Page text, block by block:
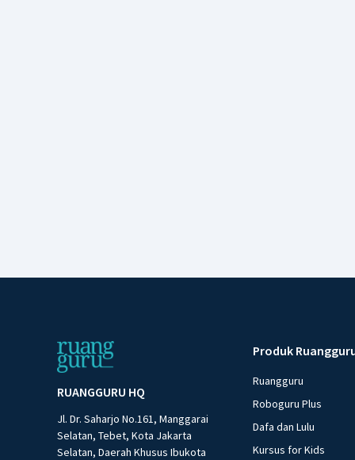
RUANGGURU HQ
Jl. Dr. Saharjo No.161, Manggarai
Selatan, Tebet, Kota Jakarta
Selatan, Daerah Khusus Ibukota
Produk
Ruangguru
Roboguru Plus
Dafa dan Lulu
Kursus for Kids